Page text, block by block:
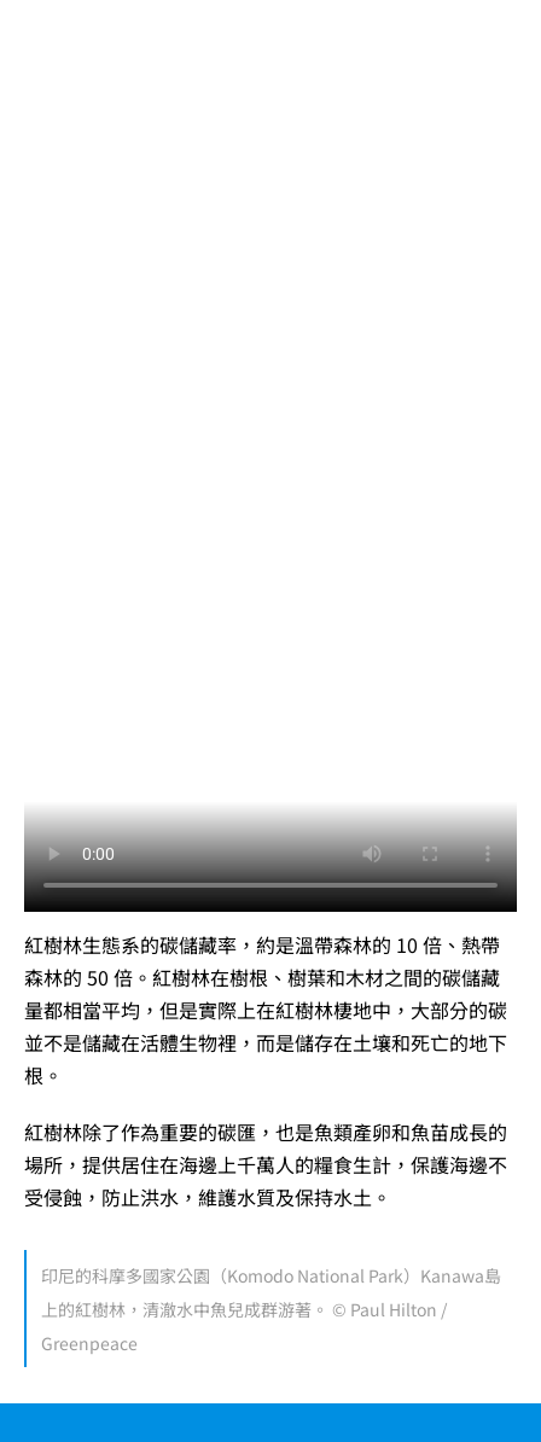
紅樹林生態系的碳儲藏率，約是溫帶森林的 10 倍、熱帶
森林的 50 倍。紅樹林在樹根、樹葉和木材之間的碳儲藏
量都相當平均，但是實際上在紅樹林棲地中，大部分的碳
並不是儲藏在活體生物裡，而是儲存在土壤和死亡的地下
根。
紅樹林除了作為重要的碳匯，也是魚類產卵和魚苗成長的
場所，提供居住在海邊上千萬人的糧食生計，保護海邊不
受侵蝕，防止洪水，維護水質及保持水土。
印尼的科摩多國家公園（Komodo National Park）Kanawa島
上的紅樹林，清澈水中魚兒成群游著。 © Paul Hilton /
Greenpeace